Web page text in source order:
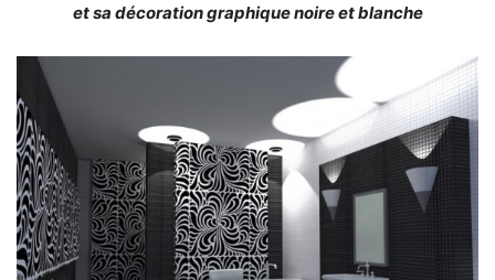
et sa décoration graphique noire et blanche